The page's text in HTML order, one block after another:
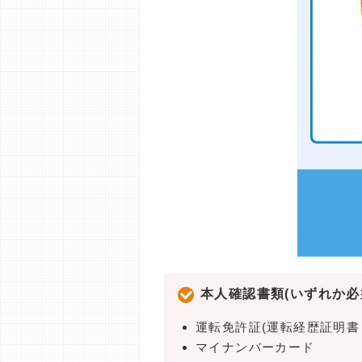
本人確認書類(いずれか
運転免許証(運転経歴証明書
マイナンバーカード